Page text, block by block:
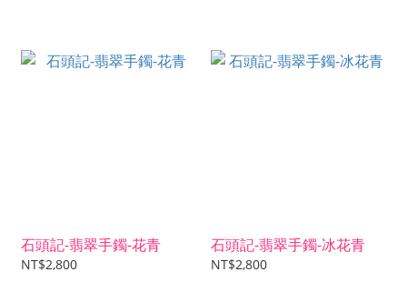
石頭記-翡翠手鐲-花青
NT$2,800
石頭記-翡翠手鐲-冰花青
NT$2,800